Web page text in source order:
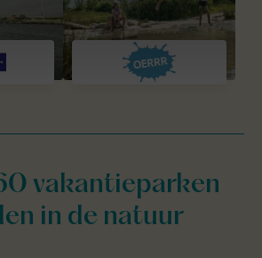
vakantieparken
in de natuur